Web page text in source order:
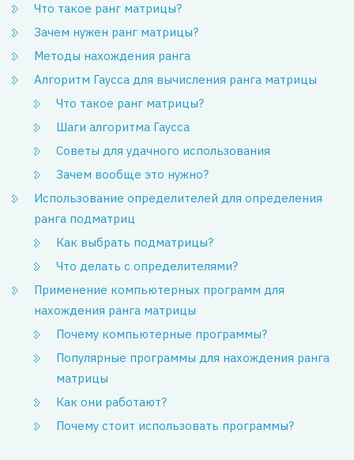
Что такое ранг матрицы?
Зачем нужен ранг матрицы?
Методы нахождения ранга
Алгоритм Гаусса для вычисления ранга матрицы
Что такое ранг матрицы?
Шаги алгоритма Гаусса
Советы для удачного использования
Зачем вообще это нужно?
Использование определителей для определения
ранга подматриц
Как выбрать подматрицы?
Что делать с определителями?
Применение компьютерных программ для
нахождения ранга матрицы
Почему компьютерные программы?
Популярные программы для нахождения ранга
матрицы
Как они работают?
Почему стоит использовать программы?